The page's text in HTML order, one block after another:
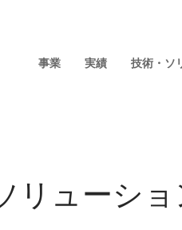
事業 実績 技術・ソ
リューシ